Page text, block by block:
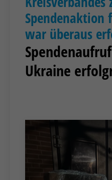
Spendenaktion
war überaus
Ukraine